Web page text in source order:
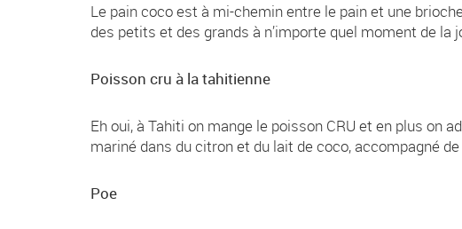
Le pain coco est à mi-chemin entre le pain et une
des petits et des grands à n’importe quel moment de la
Poisson cru à la tahitienne
Eh oui, à Tahiti on mange le poisson CRU et en plus on
mariné dans du citron et du lait de coco, accompagné
Poe